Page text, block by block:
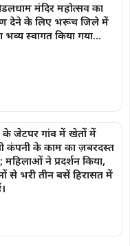
मंदिर महोत्सव का
देने के लिए भरूच जिले में
भव्य स्वागत किया गया…
के जेटपर गांव में खेतों में
कंपनी के काम का ज़बरदस्त
महिलाओं ने प्रदर्शन किया,
से भरी तीन बसें हिरासत में